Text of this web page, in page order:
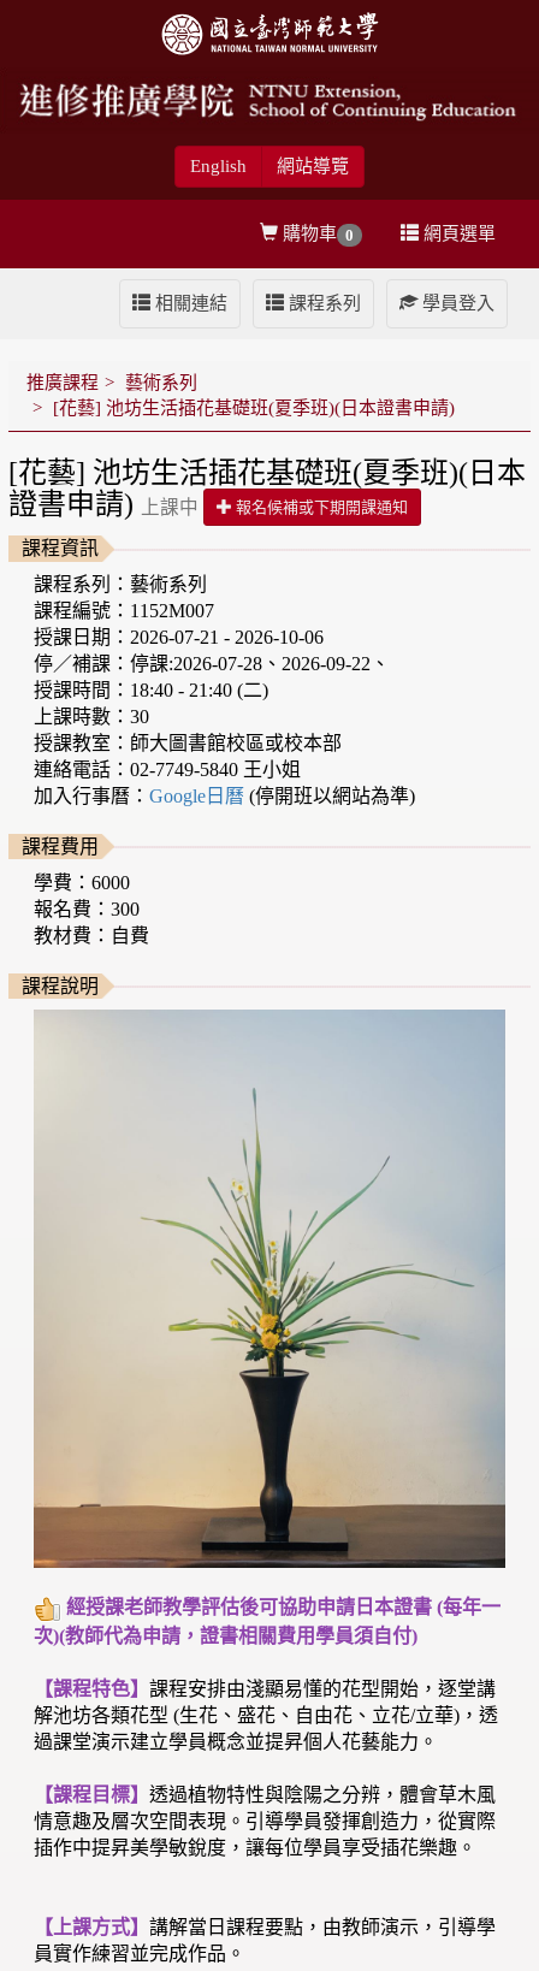
English 網站導覽
網頁選單
購物車 0
學員登入
課程系列
相關連結
推廣課程
藝術系列
[花藝] 池坊生活插花基礎班(夏季班)(日本證書申請)
[花藝] 池坊生活插花基礎班(夏季班)(日本
證書申請)
上課中 報名候補或下期開課通知
課程資訊
課程系列：藝術系列
課程編號：1152M007
授課日期：2026-07-21 - 2026-10-06
停／補課：停課:2026-07-28、2026-09-22、
授課時間：18:40 - 21:40 (二)
上課時數：30
授課教室：師大圖書館校區或校本部
連絡電話：02-7749-5840 王小姐
加入行事曆：Google日曆(停開班以網站為準)
課程費用
學費：6000
報名費：300
教材費：自費
課程說明
經授課老師教學評估後可協助申請日本證書 (每年一
次)(教師代為申請，證書相關費用學員須自付)
【課程特色】課程安排由淺顯易懂的花型開始，逐堂講
解池坊各類花型 (生花、盛花、自由花、立花/立華)，透
過課堂演示建立學員概念並提昇個人花藝能力。
【課程目標】透過植物特性與陰陽之分辨，體會草木風
情意趣及層次空間表現。引導學員發揮創造力，從實際
插作中提昇美學敏銳度，讓每位學員享受插花樂趣。
【上課方式】講解當日課程要點，由教師演示，引導學
員實作練習並完成作品。